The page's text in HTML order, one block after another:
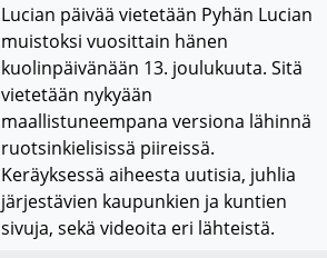
Lucian päivää vietetään Pyhän Lucian
muistoksi vuosittain hänen
kuolinpäivänään 13. joulukuuta. Sitä
vietetään nykyään
maallistuneempana versiona lähinnä
ruotsinkielisissä piireissä.
Keräyksessä aiheesta uutisia, juhlia
järjestävien kaupunkien ja kuntien
sivuja, sekä videoita eri lähteistä.